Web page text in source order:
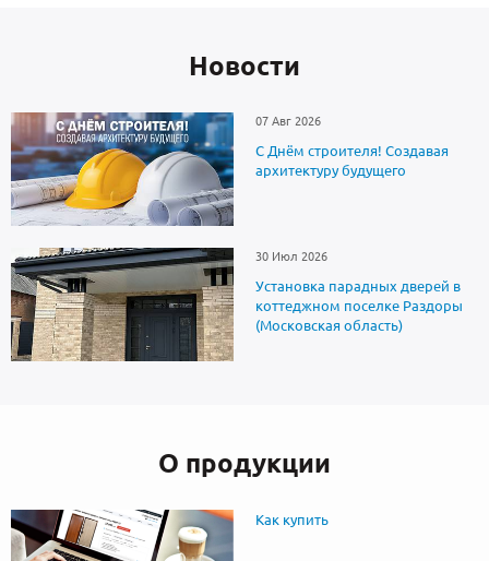
Новоcти
07 Авг 2026
С Днём строителя! Создавая
архитектуру будущего
30 Июл 2026
Установка парадных дверей в
коттеджном поселке Раздоры
(Московская область)
О продукции
Как купить